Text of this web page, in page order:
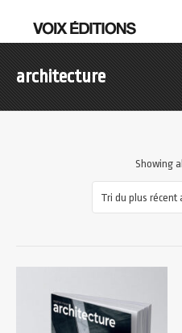
architecture
Showing